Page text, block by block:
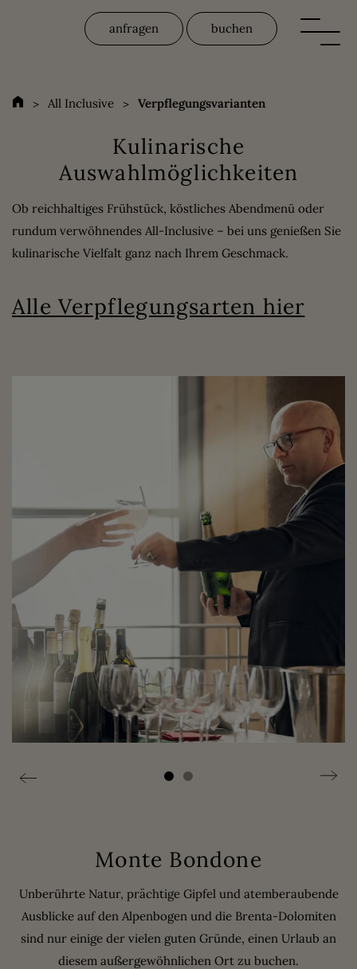
anfragen buchen
Verpflegungsvarianten
Leistungen & Vorteile
All Inclusive Verpflegungsvarianten
Kulinarische
Auswahlmöglichkeiten
Ob reichhaltiges Frühstück, köstliches Abendmenü oder
rundum verwöhnendes All-Inclusive – bei uns genießen Sie
kulinarische Vielfalt ganz nach Ihrem Geschmack.
Alle Verpflegungsarten hier
Monte Bondone
Unberührte Natur, prächtige Gipfel und atemberaubende
Ausblicke auf den Alpenbogen und die Brenta-Dolomiten
sind nur einige der vielen guten Gründe, einen Urlaub an
diesem außergewöhnlichen Ort zu buchen.